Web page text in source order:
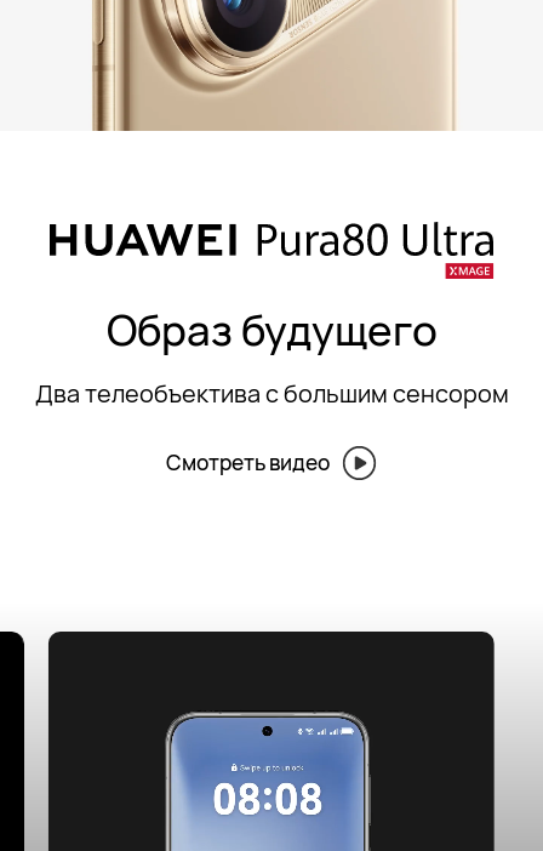
Образ будущего
Два телеобъектива с большим сенсором
Смотреть видео